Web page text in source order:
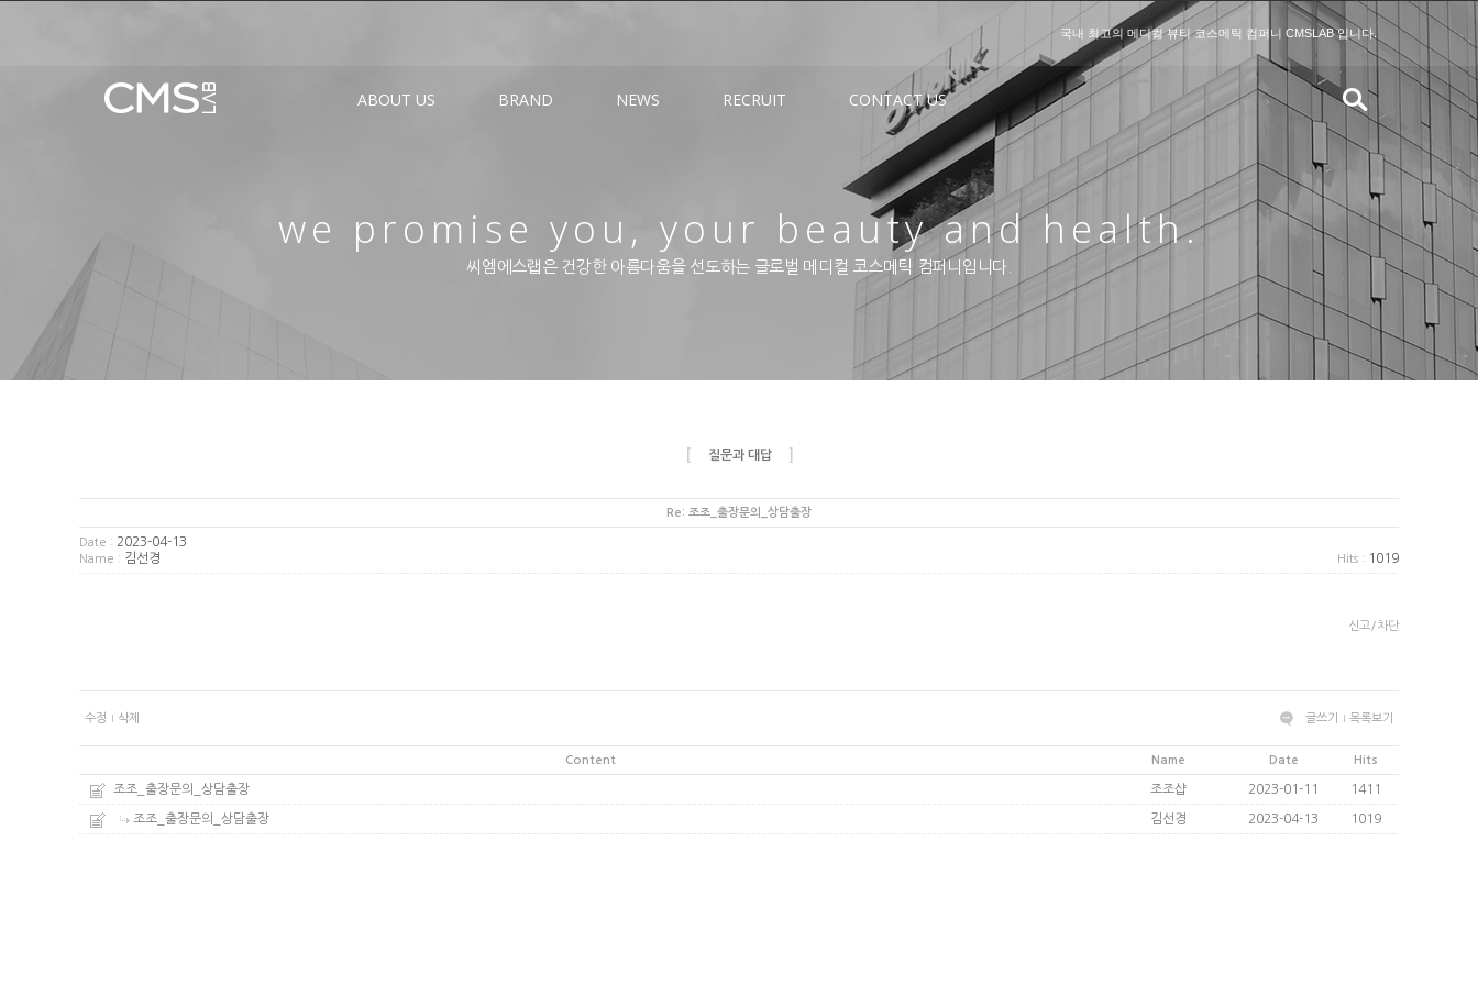
국내 최고의 메디컬 뷰티 코스메틱 컴퍼니 CMSLAB 입니다.
ABOUT US BRAND NEWS RECRUIT CONTACT US
we promise you, your beauty and health.
씨엠에스랩은 건강한 아름다움을 선도하는 글로벌 메디컬 코스메틱 컴퍼니입니다.
질문과 대답
Re: 조조_출장문의_상담출장
Date : 2023-04-13
Name : 김선경 Hits : 1019
신고/차단
수정 삭제 글쓰기 목록보기
Content Name Date Hits
조조_출장문의_상담출장 조조샵 2023-01-11 1411
조조_출장문의_상담출장 김선경 2023-04-13 1019